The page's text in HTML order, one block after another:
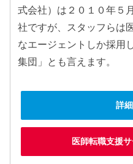
式会社）は２０１０年５
社ですが、スタッフらは
なエージェントしか採用
集団」とも言えます。
詳
医師転職支援